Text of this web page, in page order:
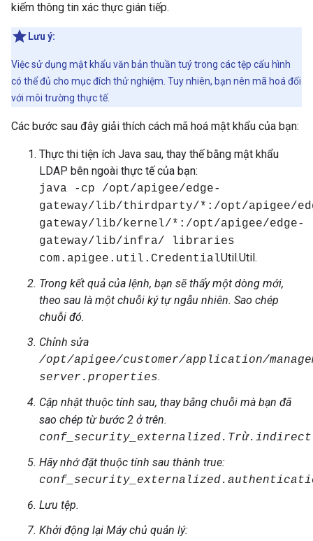
kiếm thông tin xác thực gián tiếp.
Lưu ý:
Việc sử dụng mật khẩu văn bản thuần tuý trong các tệp cấu hình
có thể đủ cho mục đích thử nghiệm. Tuy nhiên, bạn nên mã hoá đối
với môi trường thực tế.
Các bước sau đây giải thích cách mã hoá mật khẩu của bạn:
Thực thi tiện ích Java sau, thay thếbằng mật khẩu
LDAP bên ngoài thực tế của bạn:
java -cp /opt/apigee/edge-
gateway/lib/thirdparty/*:/opt/apigee/
gateway/lib/kernel/*:/opt/apigee/edge-
gateway/lib/infra/ libraries
com.apigee.util.CredentialUtil.Util.
Trong kết quả của lệnh, bạn sẽ thấy một dòng mới,
theo sau là một chuỗi ký tự ngẫu nhiên. Sao chép
chuỗi đó.
Chỉnh sửa
/opt/apigee/customer/application/
server.properties.
Cập nhật thuộc tính sau, thaybằng chuỗi mà bạn đã
sao chép từ bước 2 ở trên.
Hãy nhớ đặt thuộc tính sau thành true:
Lưu tệp.
Khởi động lại Máy chủ quản lý: